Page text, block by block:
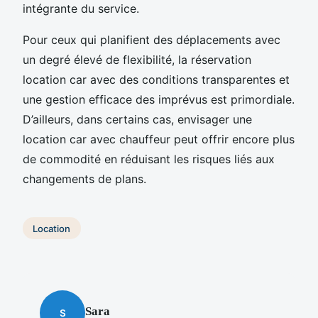
intégrante du service.
Pour ceux qui planifient des déplacements avec
un degré élevé de flexibilité, la réservation
location car avec des conditions transparentes et
une gestion efficace des imprévus est primordiale.
D’ailleurs, dans certains cas, envisager une
location car avec chauffeur peut offrir encore plus
de commodité en réduisant les risques liés aux
changements de plans.
Location
S Sara